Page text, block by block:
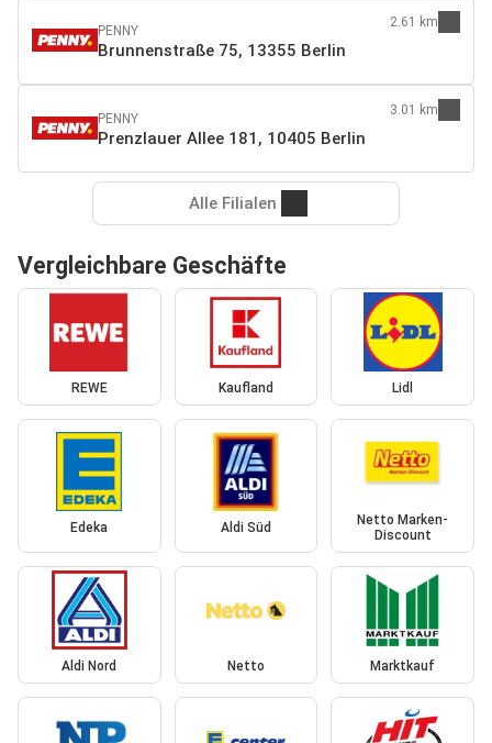
PENNY
Brunnenstraße 75, 13355 Berlin
2.61 km
PENNY
Prenzlauer Allee 181, 10405 Berlin
3.01 km
Alle Filialen
Vergleichbare Geschäfte
REWE Kaufland Lidl
Edeka Aldi Süd
Netto Marken-
Discount
Aldi Nord Netto Marktkauf